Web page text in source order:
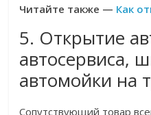
Читайте также — Как
5. Открытие
автосервиса,
автомойки на
Сопутствующий товар